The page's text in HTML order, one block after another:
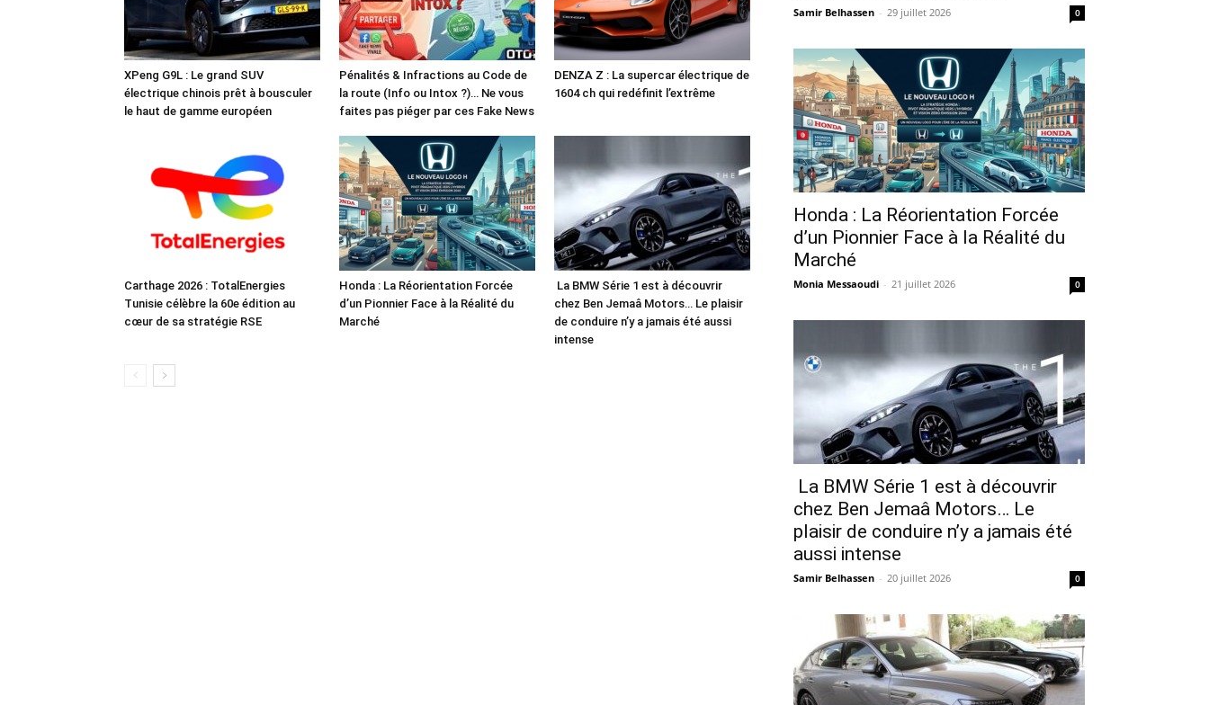
XPeng G9L : Le grand SUV
électrique chinois prêt à bousculer
le haut de gamme européen
Pénalités & Infractions au Code de
la route (Info ou Intox ?)… Ne vous
faites pas piéger par ces Fake News
DENZA Z : La supercar électrique de
1604 ch qui redéfinit l’extrême
Carthage 2026 : TotalEnergies
Tunisie célèbre la 60e édition au
cœur de sa stratégie RSE
Honda : La Réorientation Forcée
d’un Pionnier Face à la Réalité du
Marché
La BMW Série 1 est à découvrir
chez Ben Jemaâ Motors… Le plaisir
de conduire n’y a jamais été aussi
intense
Samir Belhassen - 29 juillet 2026 0
Honda : La Réorientation Forcée
d’un Pionnier Face à la Réalité du
Marché
Monia Messaoudi - 21 juillet 2026 0
La BMW Série 1 est à découvrir
chez Ben Jemaâ Motors… Le
plaisir de conduire n’y a jamais été
aussi intense
Samir Belhassen - 20 juillet 2026 0